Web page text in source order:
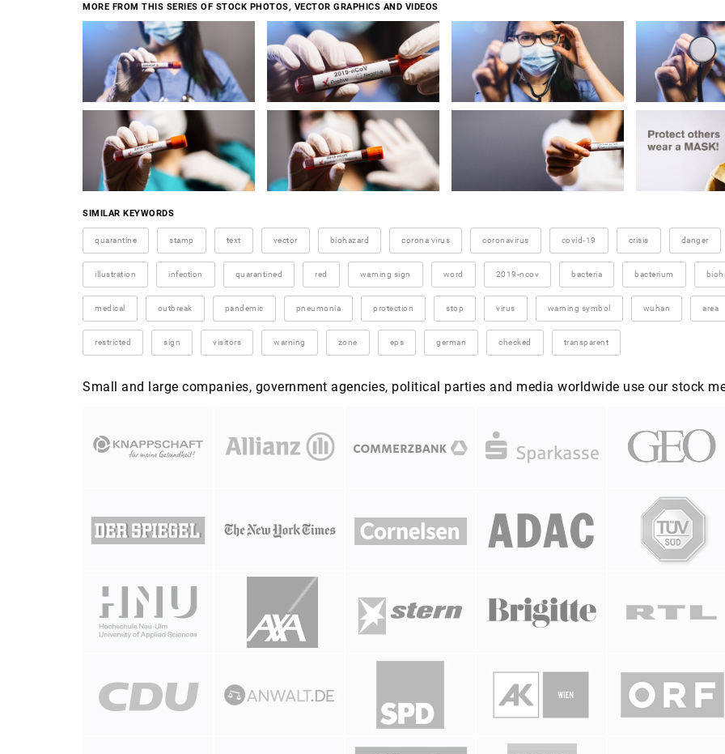
MORE FROM THIS SERIES OF STOCK PHOTOS, VECTOR GRAPHICS AND VIDEOS
SIMILAR KEYWORDS
quarantine stamp text vector biohazard corona virus coronavirus covid-19 crisis danger
illustration infection quarantined red warning sign word 2019-ncov bacteria bacterium
medical outbreak pandemic pneumonia protection stop virus warning symbol wuhan area
restricted sign visitors warning zone eps german checked transparent
Small and large companies, government agencies, political parties and media worldwide use our stock